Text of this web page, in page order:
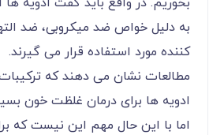
به دلیل خواص ضد میکروبی، ضد
کننده مورد استفاده قرار می گیرند.
مطالعات نشان می دهند که ترکیبات
ادویه ها برای درمان غلظت خون
اما با این حال مهم این نیست که